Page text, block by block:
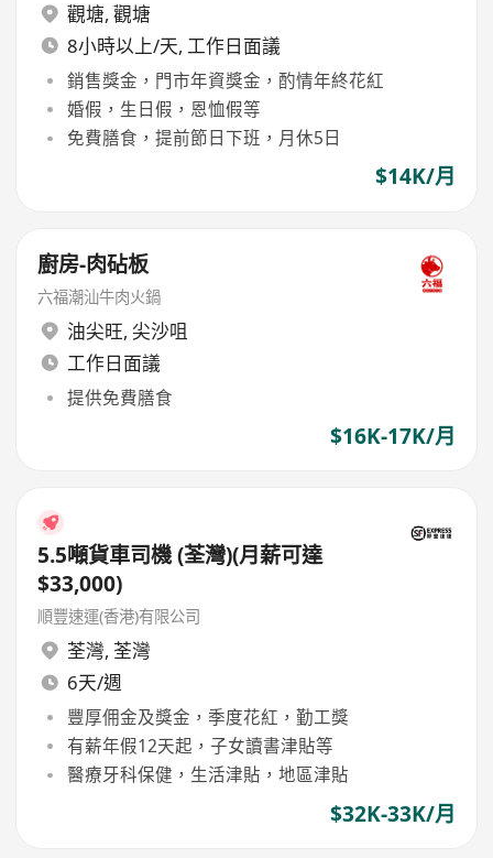
觀塘, 觀塘
8小時以上/天, 工作日面議
銷售獎金，門市年資獎金，酌情年終花紅
婚假，生日假，恩恤假等
免費膳食，提前節日下班，月休5日
$14K/月
廚房-肉砧板
六福潮汕牛肉火鍋
油尖旺, 尖沙咀
工作日面議
提供免費膳食
$16K-17K/月
5.5噸貨車司機 (荃灣)(月薪可達
$33,000)
順豐速運(香港)有限公司
荃灣, 荃灣
6天/週
豐厚佣金及獎金，季度花紅，勤工獎
有薪年假12天起，子女讀書津貼等
醫療牙科保健，生活津貼，地區津貼
$32K-33K/月